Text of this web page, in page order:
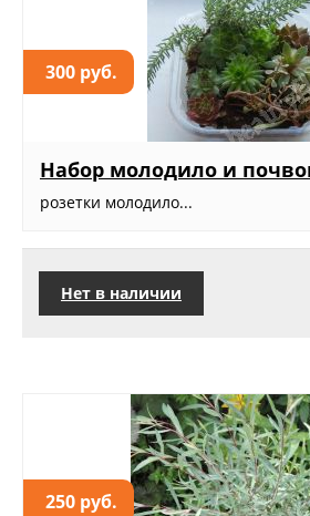
300 руб.
Набор молодило и
розетки молодило...
Нет в наличии
250 руб.